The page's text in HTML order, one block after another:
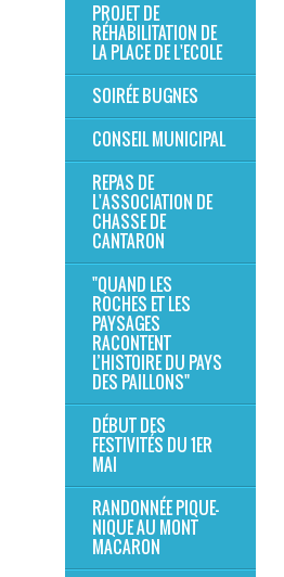
PROJET DE
RÉHABILITATION DE
LA PLACE DE L'ECOLE
SOIRÉE BUGNES
CONSEIL MUNICIPAL
REPAS DE
L'ASSOCIATION DE
CHASSE DE
CANTARON
"QUAND LES
ROCHES ET LES
PAYSAGES
RACONTENT
L’HISTOIRE DU PAYS
DES PAILLONS"
DÉBUT DES
FESTIVITÉS DU 1ER
MAI
RANDONNÉE PIQUE-
NIQUE AU MONT
MACARON